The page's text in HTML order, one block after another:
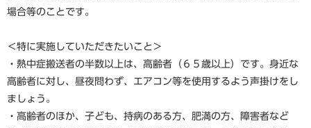
場合等のことです。
＜特に実施していただきたいこと＞
・熱中症搬送者の半数以上は、高齢者（６５歳以上）です。身近な
高齢者に対し、昼夜問わず、エアコン等を使用するよう声掛けをし
ましょう。
・高齢者のほか、子ども、持病のある方、肥満の方、障害者など